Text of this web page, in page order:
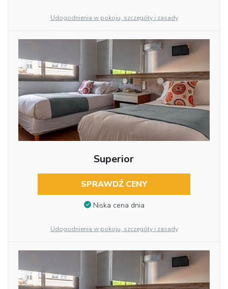
Udogodnienia w pokoju, szczegóły i zasady
Superior
SPRAWDŹ CENY
Niska cena dnia
Udogodnienia w pokoju, szczegóły i zasady